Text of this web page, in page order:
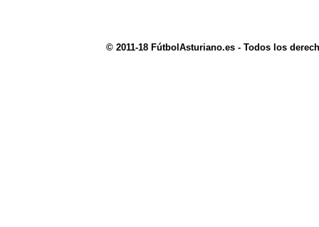
© 2011-18 FútbolAsturiano.es - Todos los